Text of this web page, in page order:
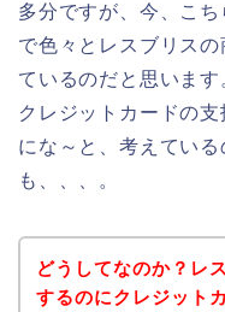
多分ですが、今、こ
で色々とレスブリス
ているのだと思いま
クレジットカードの
にな～と、考えてい
も、、、。
どうしてなのか？レ
するのにクレジット